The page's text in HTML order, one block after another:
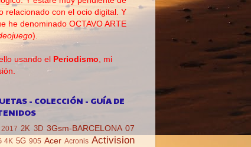
relacionado con el ocio digital. Y
he denominado OCTAVO ARTE
).
usando el Periodismo , mi
- COLECCIÓN - GUÍA DE
2017 2K 3D 3Gsm-BARCELONA 07
4K 5G 905 Acer Acronis Activision